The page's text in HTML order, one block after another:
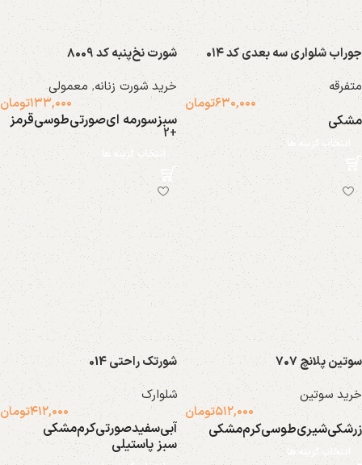
محصولات ایراد دار
59 محصول
نیم تنه
268 محصول
جوراب
2 محصول
اسپورت
39 محصول
متفرقه
46 محصول
جوراب شلواری سه بعدی کد ۰۱۴
متفرقه
۶۳۰,۰۰۰تومان
مشکی
انتخاب گزینه ها
شورت نخ‌‌پنبه کد ۸۰۰۹
خرید شورت زنانه,معمولی
۱۳۳,۰۰۰تومان
سبزسورمه ایصورتیطوسیقرمز
+2
انتخاب گزینه ها
سوتین پلانچ ۷۰۷
خرید سوتین
۵۱۲,۰۰۰تومان
زرشکیشیریطوسیکرممشکی
انتخاب گزینه ها
شورتک راحتی 014
شلوارک
۴۱۲,۰۰۰تومان
آبیسفیدصورتیکرممشکی
سبز پاستیلی